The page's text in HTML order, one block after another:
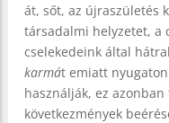
át, sőt, az újraszületés
társadalmi helyzetet, a
cselekedeink által
karmát emiatt nyugaton
használják, ez
következmények